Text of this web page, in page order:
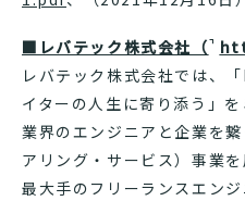
■レバテック株式会社（
レバテック株式会社では、
イターの人生に寄り添う」
業界のエンジニアと企業を
アリング・サービス）事業
最大手のフリーランスエン